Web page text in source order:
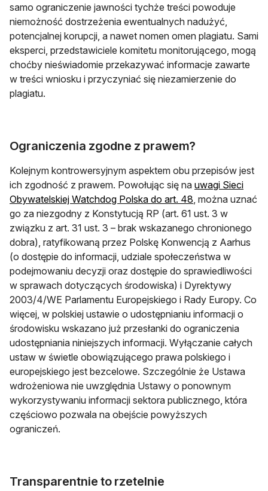
samo ograniczenie jawności tychże treści powoduje
niemożność dostrzeżenia ewentualnych nadużyć,
potencjalnej korupcji, a nawet nomen omen plagiatu. Sami
eksperci, przedstawiciele komitetu monitorującego, mogą
choćby nieświadomie przekazywać informacje zawarte
w treści wniosku i przyczyniać się niezamierzenie do
plagiatu.
Ograniczenia zgodne z prawem?
Kolejnym kontrowersyjnym aspektem obu przepisów jest
ich zgodność z prawem. Powołując się na uwagi Sieci
Obywatelskiej Watchdog Polska do art. 48 otwiera się w
, można uznać
go za niezgodny z Konstytucją RP (art. 61 ust. 3 w
związku z art. 31 ust. 3 – brak wskazanego chronionego
dobra), ratyfikowaną przez Polskę Konwencją z Aarhus
(o dostępie do informacji, udziale społeczeństwa w
podejmowaniu decyzji oraz dostępie do sprawiedliwości
w sprawach dotyczących środowiska) i Dyrektywy
2003/4/WE Parlamentu Europejskiego i Rady Europy. Co
więcej, w polskiej ustawie o udostępnianiu informacji o
środowisku wskazano już przesłanki do ograniczenia
udostępniania niniejszych informacji. Wyłączanie całych
ustaw w świetle obowiązującego prawa polskiego i
europejskiego jest bezcelowe. Szczególnie że Ustawa
wdrożeniowa nie uwzględnia Ustawy o ponownym
wykorzystywaniu informacji sektora publicznego, która
częściowo pozwala na obejście powyższych
ograniczeń.
Transparentnie to rzetelnie